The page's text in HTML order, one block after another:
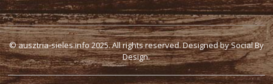
© ausztria-sieles.info 2025. All rights reserved. Designed by Social By
Design.